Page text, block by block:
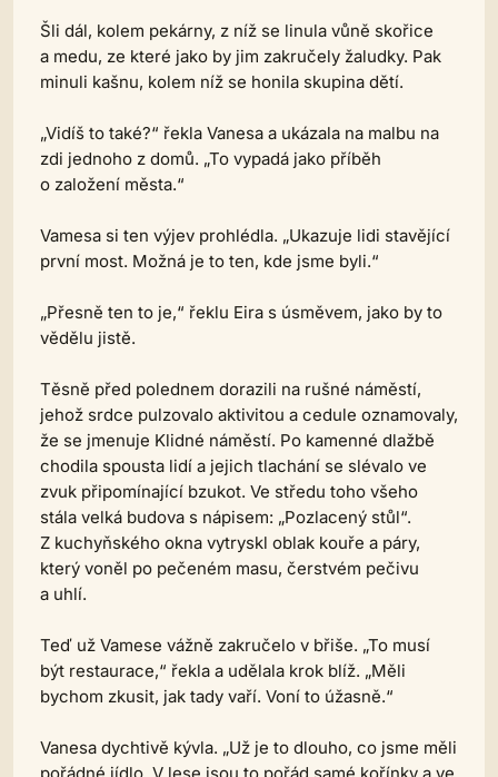
Šli dál, kolem pekárny, z níž se linula vůně skořice
a medu, ze které jako by jim zakručely žaludky. Pak
minuli kašnu, kolem níž se honila skupina dětí.
„Vidíš to také?“ řekla Vanesa a ukázala na malbu na
zdi jednoho z domů. „To vypadá jako příběh
o založení města.“
Vamesa si ten výjev prohlédla. „Ukazuje lidi stavějící
první most. Možná je to ten, kde jsme byli.“
„Přesně ten to je,“ řeklu Eira s úsměvem, jako by to
vědělu jistě.
Těsně před polednem dorazili na rušné náměstí,
jehož srdce pulzovalo aktivitou a cedule oznamovaly,
že se jmenuje Klidné náměstí. Po kamenné dlažbě
chodila spousta lidí a jejich tlachání se slévalo ve
zvuk připomínající bzukot. Ve středu toho všeho
stála velká budova s nápisem: „Pozlacený stůl“.
Z kuchyňského okna vytryskl oblak kouře a páry,
který voněl po pečeném masu, čerstvém pečivu
a uhlí.
Teď už Vamese vážně zakručelo v břiše. „To musí
být restaurace,“ řekla a udělala krok blíž. „Měli
bychom zkusit, jak tady vaří. Voní to úžasně.“
Vanesa dychtivě kývla. „Už je to dlouho, co jsme měli